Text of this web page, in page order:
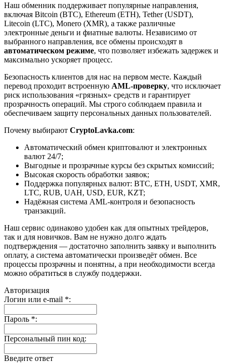
Наш обменник поддерживает популярные направления,
включая Bitcoin (BTC), Ethereum (ETH), Tether (USDT),
Litecoin (LTC), Monero (XMR), а также различные
электронные деньги и фиатные валюты. Независимо от
выбранного направления, все обмены происходят в
автоматическом режиме, что позволяет избежать задержек и
максимально ускоряет процесс.
Безопасность клиентов для нас на первом месте. Каждый
перевод проходит встроенную AML-проверку, что исключает
риск использования «грязных» средств и гарантирует
прозрачность операций. Мы строго соблюдаем правила и
обеспечиваем защиту персональных данных пользователей.
Почему выбирают CryptoLavka.com:
Автоматический обмен криптовалют и электронных
валют 24/7;
Выгодные и прозрачные курсы без скрытых комиссий;
Высокая скорость обработки заявок;
Поддержка популярных валют: BTC, ETH, USDT, XMR,
LTC, RUB, UAH, USD, EUR, KZT;
Надёжная система AML-контроля и безопасность
транзакций.
Наш сервис одинаково удобен как для опытных трейдеров,
так и для новичков. Вам не нужно долго ждать
подтверждения — достаточно заполнить заявку и выполнить
оплату, а система автоматически произведёт обмен. Все
процессы прозрачны и понятны, а при необходимости всегда
можно обратиться в службу поддержки.
Авторизация
Логин или e-mail *:
Пароль *:
Персональный пин код:
Введите ответ